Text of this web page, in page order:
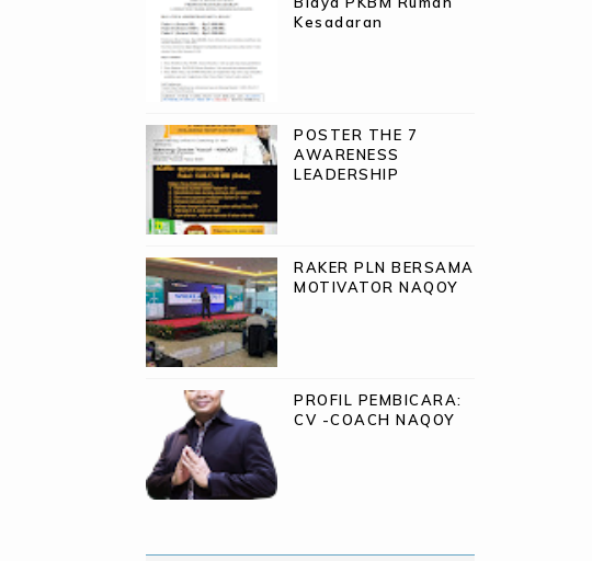
Kesadaran
POSTER THE 7
AWARENESS
LEADERSHIP
RAKER PLN BERSAMA
MOTIVATOR NAQOY
PROFIL PEMBICARA:
CV -COACH NAQOY